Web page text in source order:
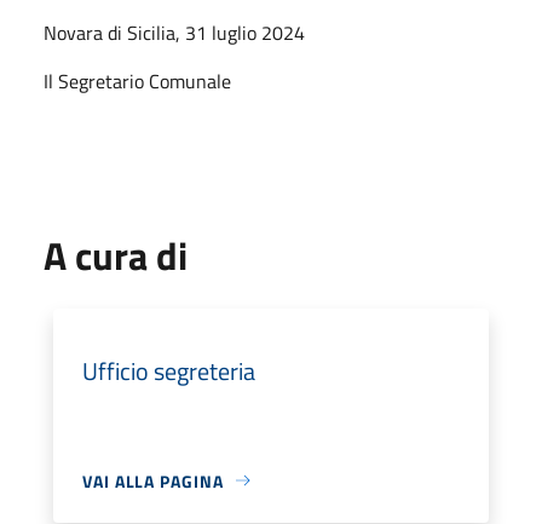
Novara di Sicilia, 31 luglio 2024
Il Segretario Comunale
A cura di
Ufficio segreteria
VAI ALLA PAGINA